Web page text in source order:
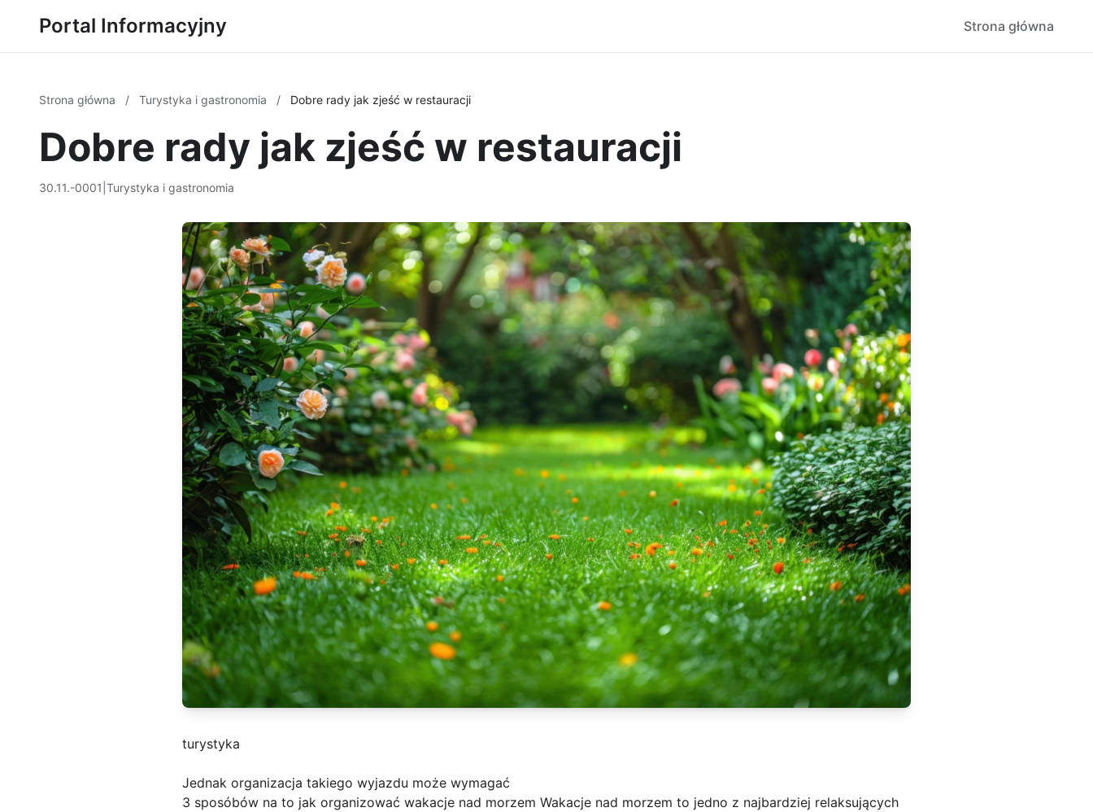
Portal Informacyjny Strona główna
Strona główna / Turystyka i gastronomia / Dobre rady jak zjeść w restauracji
Dobre rady jak zjeść w restauracji
30.11.-0001 Turystyka i gastronomia
turystyka
Jednak organizacja takiego wyjazdu może wymagać
3 sposóbów na to jak organizować wakacje nad morzem Wakacje nad morzem to jedno z najbardziej relaksujących